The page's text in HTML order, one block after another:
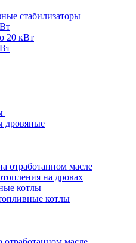
стабилизаторы
20 кВт
дровяные
отработанном масле
на дровах
котлы
котлы